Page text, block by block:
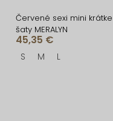
Červené sexi mini krátke
šaty MERALYN
45,35 €
S M L